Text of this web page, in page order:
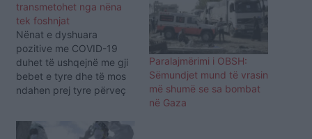
transmetohet nga nëna
tek foshnjat
Nënat e dyshuara
pozitive me COVID-19
duhet të ushqejnë me gji
bebet e tyre dhe të mos
ndahen prej tyre përveç
shumë keq, deklaroi
drejtori i përgjithshëm i
Paralajmërimi i OBSH:
Sëmundjet mund të vrasin
më shumë se sa bombat
në Gaza